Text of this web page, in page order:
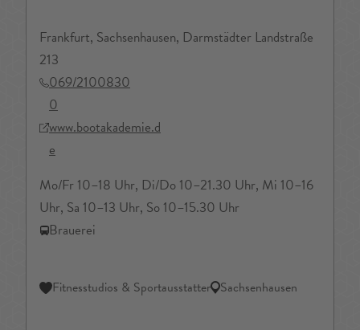
Frankfurt, Sachsenhausen, Darmstädter Landstraße
213
069/2100830
0
www.bootakademie.d
e
Mo/Fr 10–18 Uhr, Di/Do 10–21.30 Uhr, Mi 10–16
Uhr, Sa 10–13 Uhr, So 10–15.30 Uhr
Brauerei
Fitnesstudios & Sportausstatter Sachsenhausen